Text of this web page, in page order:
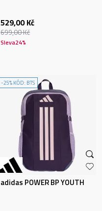
529,00 Kč
699,00Kč
Sleva24%
-25% KÓD: BTS
adidas POWER BP YOUTH